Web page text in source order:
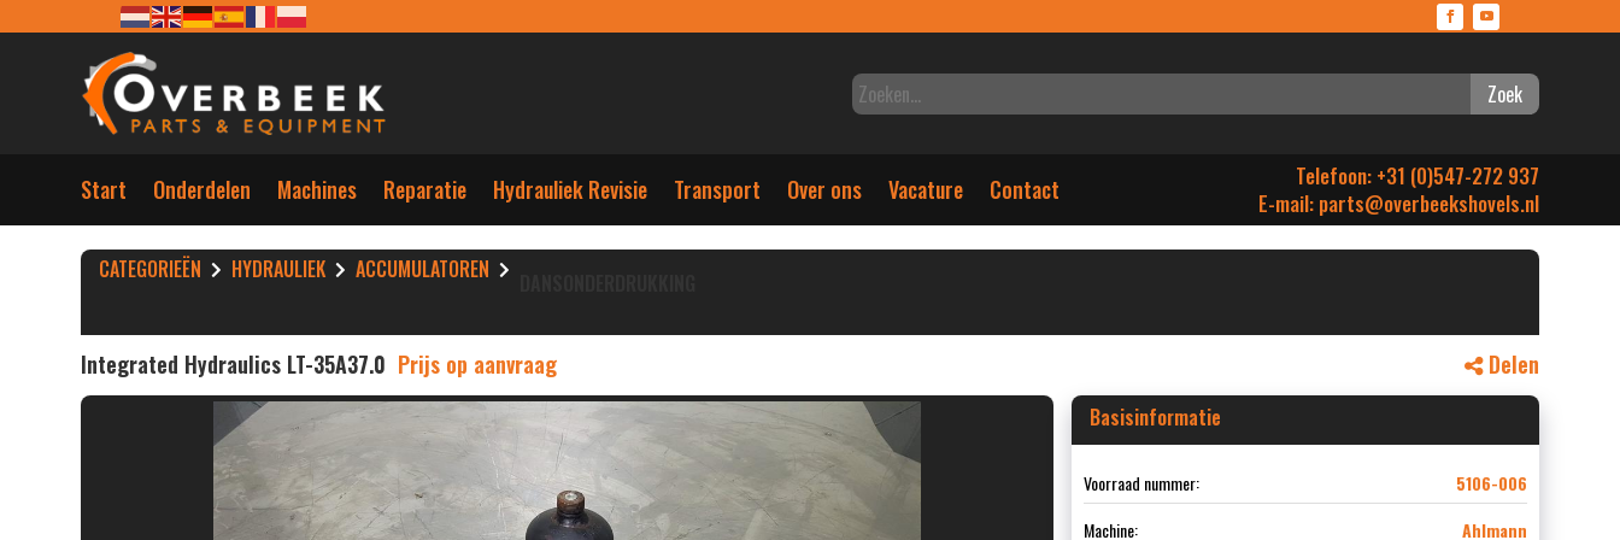
Zoek
Start Onderdelen Machines Reparatie Hydrauliek Revisie Transport Over ons Vacature Contact
Telefoon: +31 (0)547-272 937
E-mail: parts@overbeekshovels.nl
CATEGORIEËN HYDRAULIEK ACCUMULATOREN
Integrated Hydraulics LT-35A37.0 Prijs op aanvraag Delen
Basisinformatie
Voorraad nummer:
5106-006
Machine:
Ahlmann